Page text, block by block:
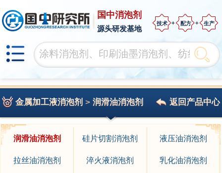
国中消泡剂
源头研发基地
技术 配方 生产
金属加工液消泡剂 > 润滑油消泡剂 返回产品中心
润滑油消泡剂 硅片切割消泡剂 液压油消泡剂
拉丝油消泡剂 淬火液消泡剂 乳化油消泡剂